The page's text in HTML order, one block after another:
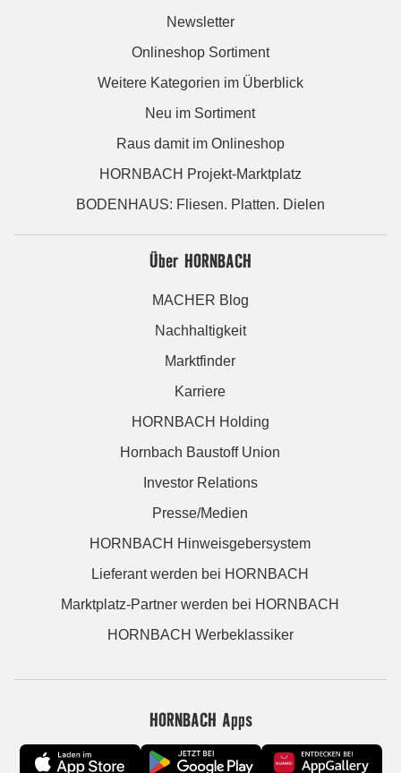
Newsletter
Onlineshop Sortiment
Weitere Kategorien im Überblick
Neu im Sortiment
Raus damit im Onlineshop
HORNBACH Projekt-Marktplatz
BODENHAUS: Fliesen. Platten. Dielen
Über HORNBACH
MACHER Blog
Nachhaltigkeit
Marktfinder
Karriere
HORNBACH Holding
Hornbach Baustoff Union
Investor Relations
Presse/Medien
HORNBACH Hinweisgebersystem
Lieferant werden bei HORNBACH
Marktplatz-Partner werden bei HORNBACH
HORNBACH Werbeklassiker
HORNBACH Apps